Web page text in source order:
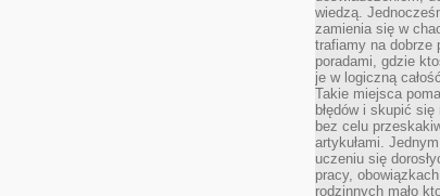
wiedzą.
zamienia się w
trafiamy na dobrze
poradami, gdzie
je w logiczną
Takie miejsca
błędów i skupić
bez celu
artykułami.
uczeniu się
pracy,
rodzinnych mało